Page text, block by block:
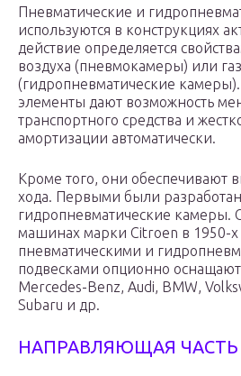
Пневматические и
используются в конструкциях
действие определяется
воздуха (пневмокамеры) или
(гидропневматические
элементы дают возможность
транспортного средства и
амортизации автоматически.
Кроме того, они обеспечивают
хода. Первыми были
гидропневматические камеры.
машинах марки Citroen в 1950-х
пневматическими и
подвесками опционно оснащают
Mercedes-Benz, Audi, BMW,
Subaru и др.
НАПРАВЛЯЮЩАЯ ЧАСТЬ